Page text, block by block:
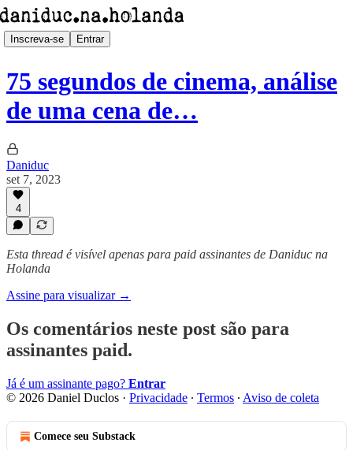
Inscreva-se Entrar
75 segundos de cinema, análise
de uma cena de…
Daniduc
set 7, 2023
4
Esta thread é visível apenas para paid assinantes de Daniduc na
Holanda
Assine para visualizar →
Os comentários neste post são para
assinantes paid.
Já é um assinante pago? Entrar
© 2026 Daniel Duclos · Privacidade ∙ Termos ∙ Aviso de coleta
Comece seu Substack